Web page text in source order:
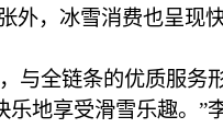
外，冰雪消费也呈现
全链条的优质服务
地享受滑雪乐趣。”